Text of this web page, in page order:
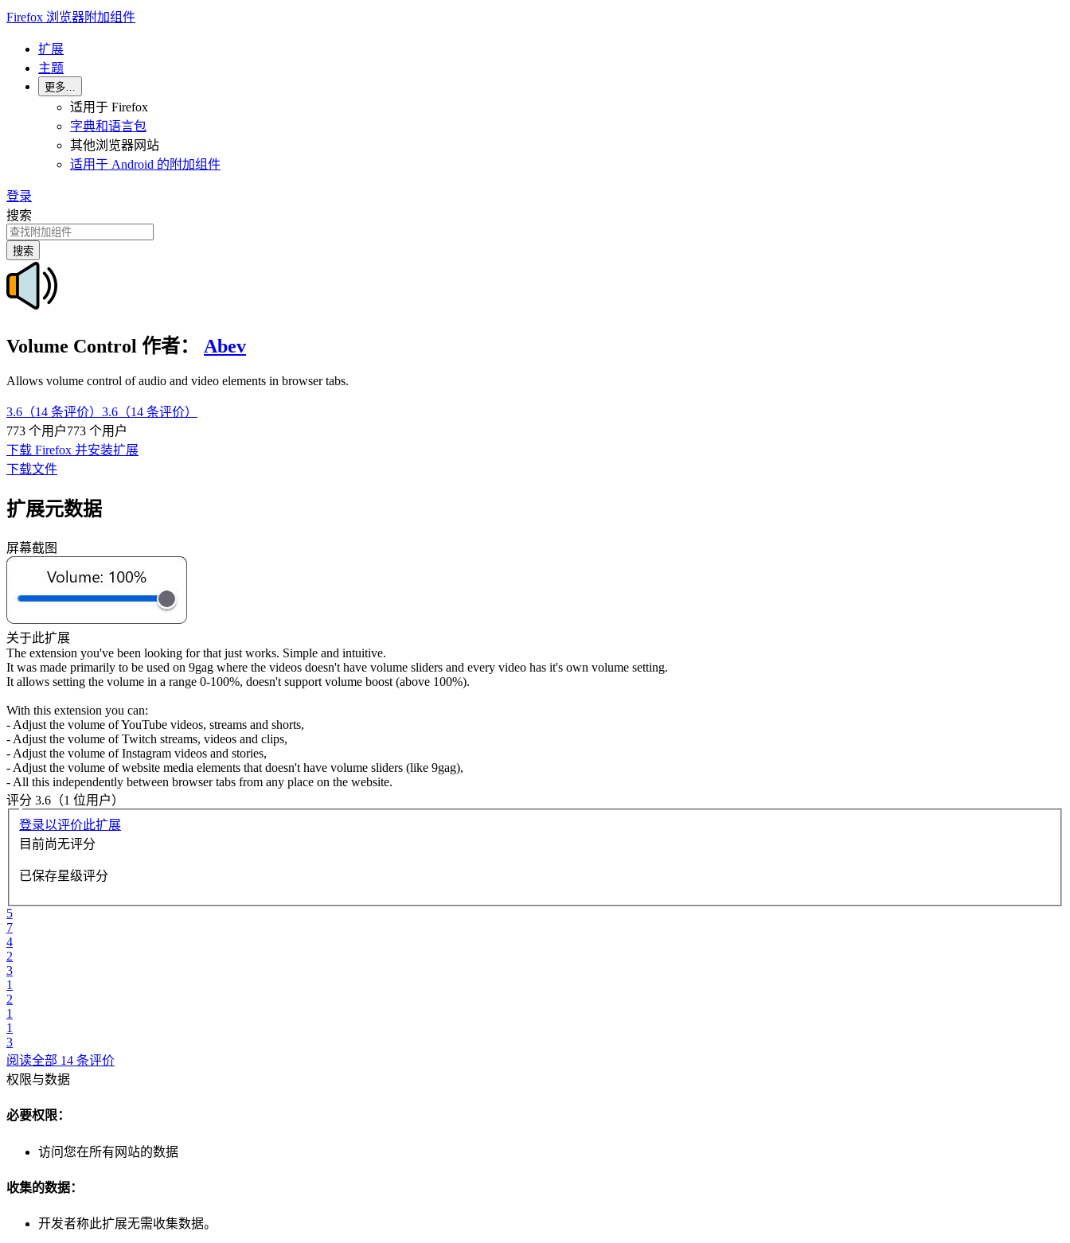
Firefox 浏览器附加组件
扩展
主题
更多…
适用于 Firefox
字典和语言包
其他浏览器网站
适用于 Android 的附加组件
登录
搜索
搜索
Volume Control 作者： Abev
Allows volume control of audio and video elements in browser tabs.
3.6（14 条评价） 3.6（14 条评价）
773 个用户773 个用户
下载 Firefox 并安装扩展
下载文件
扩展元数据
屏幕截图
关于此扩展
The extension you've been looking for that just works. Simple and intuitive.
It was made primarily to be used on 9gag where the videos doesn't have volume sliders and every video has it's own volume setting.
It allows setting the volume in a range 0-100%, doesn't support volume boost (above 100%).
With this extension you can:
- Adjust the volume of YouTube videos, streams and shorts,
- Adjust the volume of Twitch streams, videos and clips,
- Adjust the volume of Instagram videos and stories,
- Adjust the volume of website media elements that doesn't have volume sliders (like 9gag),
- All this independently between browser tabs from any place on the website.
评分 3.6（1 位用户）
登录以评价此扩展
目前尚无评分
已保存星级评分
5
7
4
2
3
1
2
1
1
3
阅读全部 14 条评价
权限与数据
必要权限：
访问您在所有网站的数据
收集的数据：
开发者称此扩展无需收集数据。